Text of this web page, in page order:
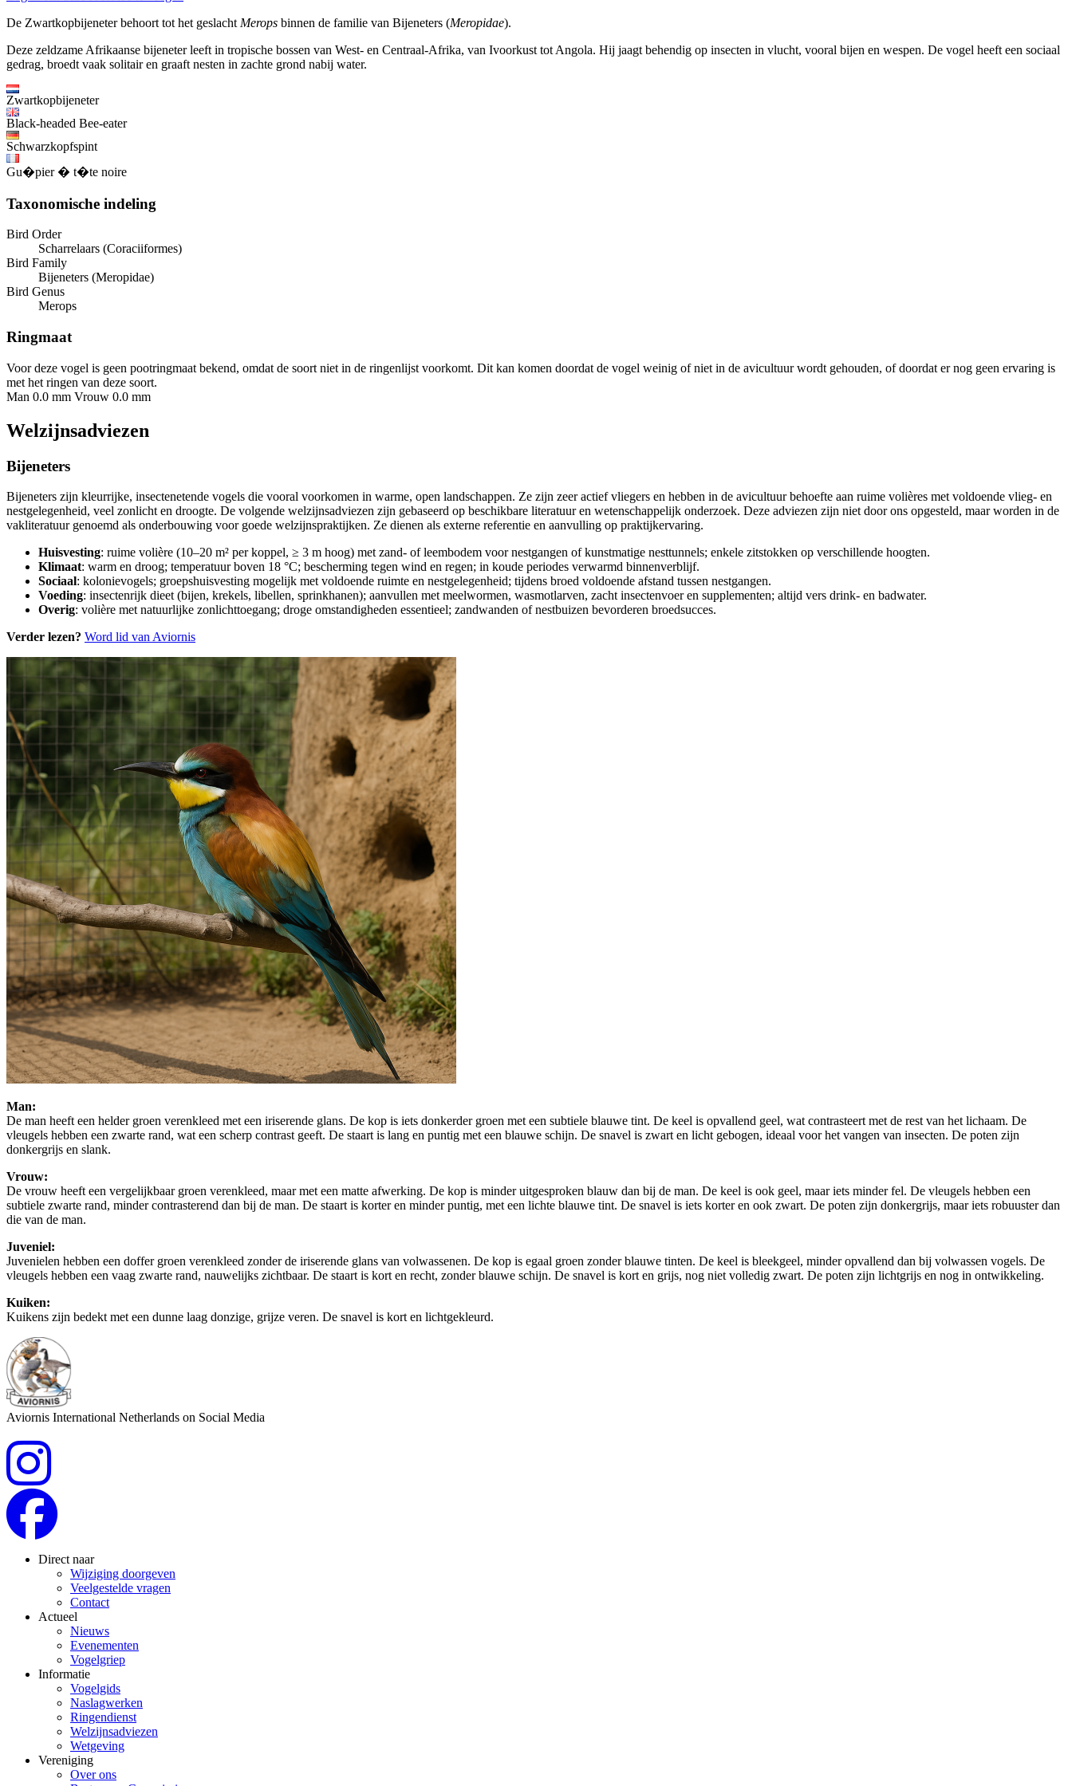
De Zwartkopbijeneter behoort tot het geslacht Merops binnen de familie van Bijeneters (Meropidae).
Deze zeldzame Afrikaanse bijeneter leeft in tropische bossen van West- en Centraal-Afrika, van Ivoorkust tot Angola. Hij jaagt behendig op insecten in vlucht, vooral bijen en wespen. De vogel heeft een sociaal
gedrag, broedt vaak solitair en graaft nesten in zachte grond nabij water.
Zwartkopbijeneter
Black-headed Bee-eater
Schwarzkopfspint
Gu�pier � t�te noire
Taxonomische indeling
Bird Order
Scharrelaars (Coraciiformes)
Bird Family
Bijeneters (Meropidae)
Bird Genus
Merops
Ringmaat
Voor deze vogel is geen pootringmaat bekend, omdat de soort niet in de ringenlijst voorkomt. Dit kan komen doordat de vogel weinig of niet in de avicultuur wordt gehouden, of doordat er nog geen ervaring is
met het ringen van deze soort.
Man 0.0 mm Vrouw 0.0 mm
Welzijnsadviezen
Bijeneters
Bijeneters zijn kleurrijke, insectenetende vogels die vooral voorkomen in warme, open landschappen. Ze zijn zeer actief vliegers en hebben in de avicultuur behoefte aan ruime volières met voldoende vlieg- en
nestgelegenheid, veel zonlicht en droogte. De volgende welzijnsadviezen zijn gebaseerd op beschikbare literatuur en wetenschappelijk onderzoek. Deze adviezen zijn niet door ons opgesteld, maar worden in de
vakliteratuur genoemd als onderbouwing voor goede welzijnspraktijken. Ze dienen als externe referentie en aanvulling op praktijkervaring.
Huisvesting: ruime volière (10–20 m² per koppel, ≥ 3 m hoog) met zand- of leembodem voor nestgangen of kunstmatige nesttunnels; enkele zitstokken op verschillende hoogten.
Klimaat: warm en droog; temperatuur boven 18 °C; bescherming tegen wind en regen; in koude periodes verwarmd binnenverblijf.
Sociaal: kolonievogels; groepshuisvesting mogelijk met voldoende ruimte en nestgelegenheid; tijdens broed voldoende afstand tussen nestgangen.
Voeding: insectenrijk dieet (bijen, krekels, libellen, sprinkhanen); aanvullen met meelwormen, wasmotlarven, zacht insectenvoer en supplementen; altijd vers drink- en badwater.
Overig: volière met natuurlijke zonlichttoegang; droge omstandigheden essentieel; zandwanden of nestbuizen bevorderen broedsucces.
Verder lezen? Word lid van Aviornis
Man:
De man heeft een helder groen verenkleed met een iriserende glans. De kop is iets donkerder groen met een subtiele blauwe tint. De keel is opvallend geel, wat contrasteert met de rest van het lichaam. De
vleugels hebben een zwarte rand, wat een scherp contrast geeft. De staart is lang en puntig met een blauwe schijn. De snavel is zwart en licht gebogen, ideaal voor het vangen van insecten. De poten zijn
donkergrijs en slank.
Vrouw:
De vrouw heeft een vergelijkbaar groen verenkleed, maar met een matte afwerking. De kop is minder uitgesproken blauw dan bij de man. De keel is ook geel, maar iets minder fel. De vleugels hebben een
subtiele zwarte rand, minder contrasterend dan bij de man. De staart is korter en minder puntig, met een lichte blauwe tint. De snavel is iets korter en ook zwart. De poten zijn donkergrijs, maar iets robuuster dan
die van de man.
Juveniel:
Juvenielen hebben een doffer groen verenkleed zonder de iriserende glans van volwassenen. De kop is egaal groen zonder blauwe tinten. De keel is bleekgeel, minder opvallend dan bij volwassen vogels. De
vleugels hebben een vaag zwarte rand, nauwelijks zichtbaar. De staart is kort en recht, zonder blauwe schijn. De snavel is kort en grijs, nog niet volledig zwart. De poten zijn lichtgrijs en nog in ontwikkeling.
Kuiken:
Kuikens zijn bedekt met een dunne laag donzige, grijze veren. De snavel is kort en lichtgekleurd.
Aviornis International Netherlands on Social Media
Direct naar
Wijziging doorgeven
Veelgestelde vragen
Contact
Actueel
Nieuws
Evenementen
Vogelgriep
Informatie
Vogelgids
Naslagwerken
Ringendienst
Welzijnsadviezen
Wetgeving
Vereniging
Over ons